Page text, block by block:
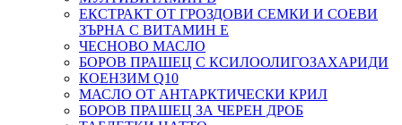
ЕКСТРАКТ ОТ ГРОЗДОВИ СЕМКИ И СОЕВИ
ЗЪРНА С ВИТАМИН Е
ЧЕСНОВО МАСЛО
БОРОВ ПРАШЕЦ С КСИЛООЛИГОЗАХАРИДИ
КОЕНЗИМ Q10
МАСЛО ОТ АНТАРКТИЧЕСКИ КРИЛ
БОРОВ ПРАШЕЦ ЗА ЧЕРЕН ДРОБ